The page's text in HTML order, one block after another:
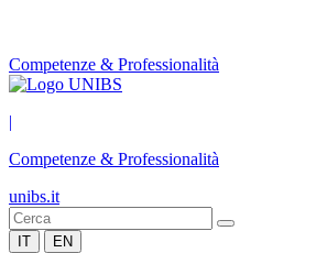
Competenze & Professionalità
|
Competenze & Professionalità
unibs.it
IT EN